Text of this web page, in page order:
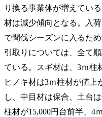
り換る事業体が増えてい
材は減少傾向となる。入
で間伐シーズンに入るた
引取りについては、全て
ている。スギ材は、3ｍ柱
ヒノキ材は3ｍ柱材が値上
し、中目材は保合、土台
柱材が15,000円台前半、4